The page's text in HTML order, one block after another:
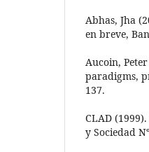
Abhas, Jha
en breve,
Aucoin,
paradigms,
137.
CLAD
y Sociedad